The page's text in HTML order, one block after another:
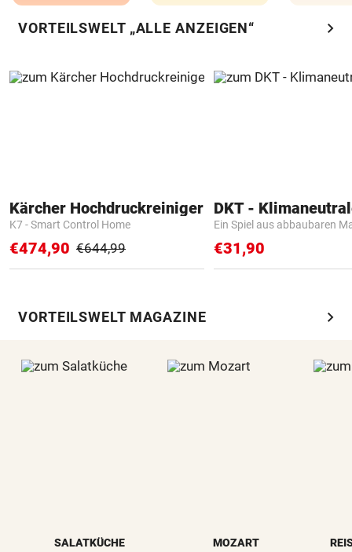
VORTEILSWELT „ALLE ANZEIGEN“ chevron_right
Kärcher Hochdruckreiniger
K7 - Smart Control Home
€474,90 €644,99
Ein Spiel aus abbaubaren
€31,90
VORTEILSWELT MAGAZINE chevron_right
SALATKÜCHE MOZART